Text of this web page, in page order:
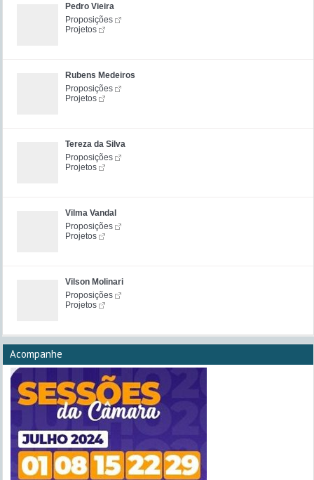
Pedro Vieira
Proposições
Projetos
Rubens Medeiros
Proposições
Projetos
Tereza da Silva
Proposições
Projetos
Vilma Vandal
Proposições
Projetos
Vilson Molinari
Proposições
Projetos
Acompanhe